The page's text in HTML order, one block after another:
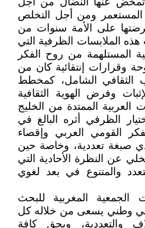
المستعمر ومن أجل التخلص
فرضتها على الأمة سنوات من
هذه الملابسات الظرفية التي
المستلهمة من روح الفكر
وقرارات إنتقائية كان من
الثقافي الشامل، كمخطط
وفرض الهوية الثقافية
العربية الممتدة من الخليج
الظرفي أثره البالغ في
القومي العربي وإقصاء
صبغة تعددية، وخاصة حين
عن النظرة الأحادية التي
والمتنوع في بعد لغوي
المغربية للبحث
وطني يسعى من خلاله كل
والتعددية، وبحق كافة